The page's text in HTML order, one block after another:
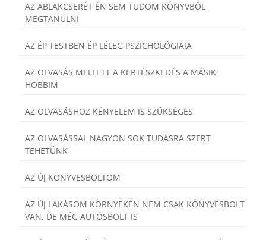
AZ ABLAKCSERÉT ÉN SEM TUDOM KÖNYVBŐL
MEGTANULNI
AZ ÉP TESTBEN ÉP LÉLEG PSZICHOLÓGIÁJA
AZ OLVASÁS MELLETT A KERTÉSZKEDÉS A MÁSIK
HOBBIM
AZ OLVASÁSHOZ KÉNYELEM IS SZÜKSÉGES
AZ OLVASÁSSAL NAGYON SOK TUDÁSRA SZERT
TEHETÜNK
AZ ÚJ KÖNYVESBOLTOM
AZ ÚJ LAKÁSOM KÖRNYÉKÉN NEM CSAK KÖNYVESBOLT
VAN, DE MÉG AUTÓSBOLT IS